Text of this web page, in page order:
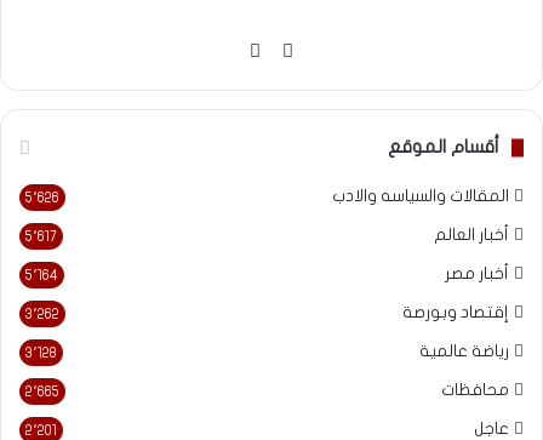
موقع
أقسام الموقع
المقالات والسياسه والادب 5٬626
أخبار العالم 5٬617
أخبار مصر 5٬164
إقتصاد وبورصة 3٬262
رياضة عالمية 3٬128
محافظات 2٬665
عاجل 2٬201